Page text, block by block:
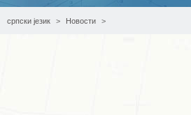
српски језик Новости